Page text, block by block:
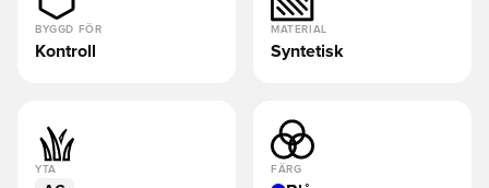
BYGGD FÖR
Kontroll
MATERIAL
Syntetisk
YTA FÄRG